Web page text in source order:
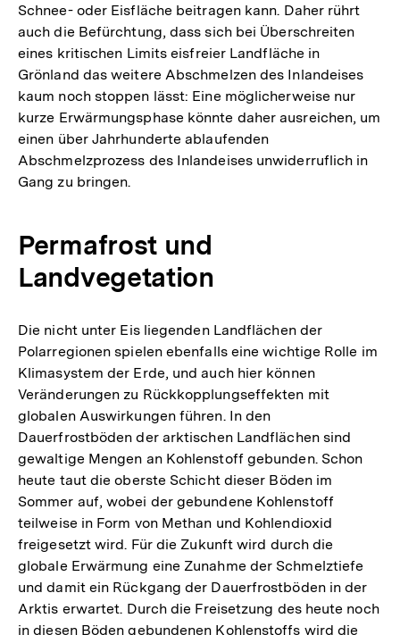
Schnee- oder Eisfläche beitragen kann. Daher rührt
auch die Befürchtung, dass sich bei Überschreiten
eines kritischen Limits eisfreier Landfläche in
Grönland das weitere Abschmelzen des Inlandeises
kaum noch stoppen lässt: Eine möglicherweise nur
kurze Erwärmungsphase könnte daher ausreichen, um
einen über Jahrhunderte ablaufenden
Abschmelzprozess des Inlandeises unwiderruflich in
Gang zu bringen.
Permafrost und
Landvegetation
Die nicht unter Eis liegenden Landflächen der
Polarregionen spielen ebenfalls eine wichtige Rolle im
Klimasystem der Erde, und auch hier können
Veränderungen zu Rückkopplungseffekten mit
globalen Auswirkungen führen. In den
Dauerfrostböden der arktischen Landflächen sind
gewaltige Mengen an Kohlenstoff gebunden. Schon
heute taut die oberste Schicht dieser Böden im
Sommer auf, wobei der gebundene Kohlenstoff
teilweise in Form von Methan und Kohlendioxid
freigesetzt wird. Für die Zukunft wird durch die
globale Erwärmung eine Zunahme der Schmelztiefe
und damit ein Rückgang der Dauerfrostböden in der
Arktis erwartet. Durch die Freisetzung des heute noch
in diesen Böden gebundenen Kohlenstoffs wird die